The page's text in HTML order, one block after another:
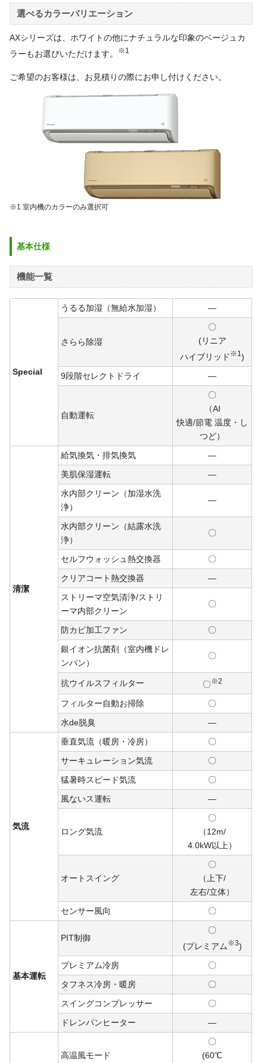
選べるカラーバリエーション
AXシリーズは、ホワイトの他にナチュラルな印象のベージュカ
ラーもお選びいただけます。
※1
ご希望のお客様は、お見積りの際にお申し付けください。
※1 室内機のカラーのみ選択可
基本仕様
機能一覧
Special
うるる加湿（無給水加湿） ―
さらら除湿
〇
(リニア
ハイブリ ッド ※1 )
9段階セレクトドライ ―
自動運転
〇
（AI
快適/節電 温度・し
つど）
清潔
給気換気・排気換気
―
美肌保湿運転
―
水内部クリーン（加湿水洗
浄）
―
水内部クリーン（結露水洗
浄）
〇
セルフウォッシュ熱交換器
〇
クリアコート熱交換器
―
ストリーマ空気清浄/ストリ
ーマ内部クリーン
〇
防カビ加工ファン
〇
銀イオン抗菌剤（室内機ドレ
ンパン）
〇
抗ウイルスフィルター 〇※2
フィルター自動お掃除
〇
水de脱臭
―
気流
垂直気流（暖房・冷房）
〇
サーキュレーション気流
〇
猛暑時スピード気流
〇
風ないス運転
―
ロング気流
〇
（12m/
4.0kW以上）
オートスイング
〇
（上下/
左右/立体）
センサー風向
〇
基本運転
PIT制御
〇
(プレミアム ※3)
プレミアム冷房
〇
タフネス冷房・暖房
〇
スイングコンプレッサー
〇
ドレンパンヒーター
―
高温風モード
〇
(60℃